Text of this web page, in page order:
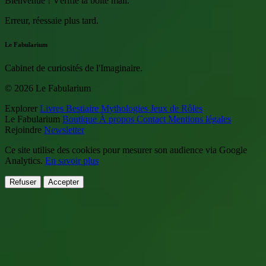
Erreur, réessaie plus tard.
Le Fabularium
Cabinet de curiosités de l'Imaginaire.
© 2026 Le Fabularium
Explorer Livres Bestiaire Mythologies Jeux de Rôles
Le Fabularium Boutique À propos Contact Mentions légales
Rejoindre Newsletter
Ce site utilise des cookies pour mesurer son audience via Google
Analytics. En savoir plus
Refuser Accepter